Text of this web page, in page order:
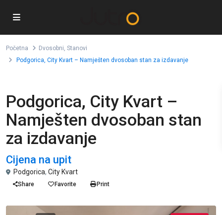
Početna Dvosobni, Stanovi
Podgorica, City Kvart – Namješten dvosoban stan za izdavanje
Podgorica, City Kvart –
Namješten dvosoban stan
za izdavanje
Cijena na upit
Podgorica, City Kvart
Share Favorite Print